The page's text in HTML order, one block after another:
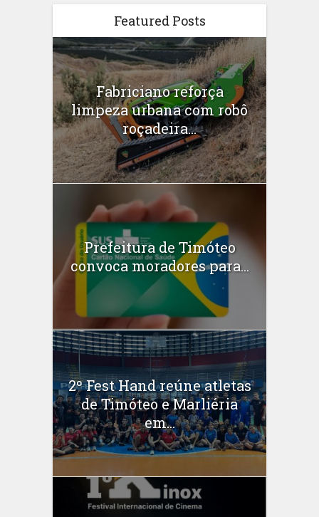
Featured Posts
Fabriciano reforça
limpeza urbana com robô
roçadeira...
Prefeitura de Timóteo
convoca moradores para...
2º Fest Hand reúne atletas
de Timóteo e Marliéria
em...